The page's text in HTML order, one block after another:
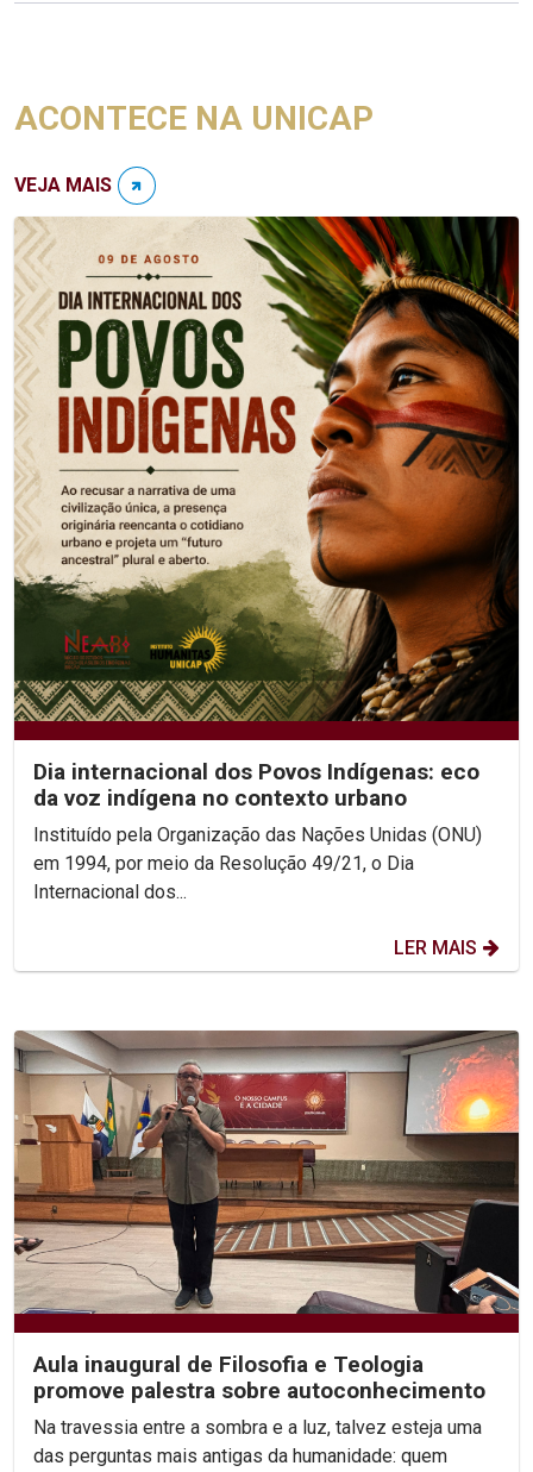
ACONTECE NA UNICAP
VEJA MAIS
Dia internacional dos Povos Indígenas: eco
da voz indígena no contexto urbano
Instituído pela Organização das Nações Unidas (ONU)
em 1994, por meio da Resolução 49/21, o Dia
Internacional dos...
LER MAIS
Aula inaugural de Filosofia e Teologia
promove palestra sobre autoconhecimento
Na travessia entre a sombra e a luz, talvez esteja uma
das perguntas mais antigas da humanidade: quem